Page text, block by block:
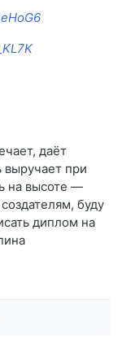
даёт
выручает при
на высоте —
буду
диплом на